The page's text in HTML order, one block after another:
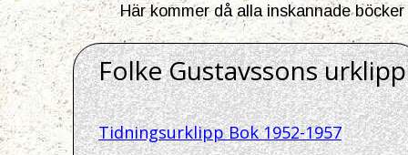
Här kommer då alla inskannade
Folke Gustavssons urklipp
Tidningsurklipp Bok 1952-1957